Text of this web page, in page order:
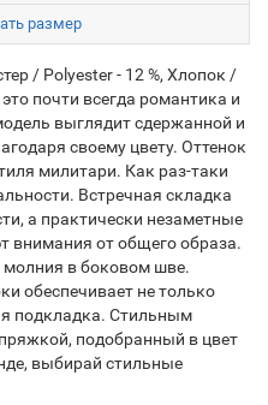
размер
/ Polyester - 12 %, Хлопок /
почти всегда романтика и
выглядит сдержанной и
своему цвету. Оттенок
милитари. Как раз-таки
Встречная складка
а практически незаметные
внимания от общего образа.
молния в боковом шве.
обеспечивает не только
подкладка. Стильным
подобранный в цвет
выбирай стильные